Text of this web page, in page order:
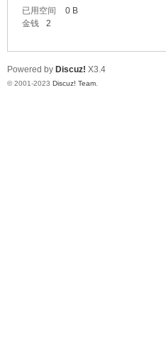
已用空间
0 B
金钱
2
Powered by Discuz! X3.4
© 2001-2023 Discuz! Team